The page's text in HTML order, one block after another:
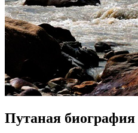
Путаная биография